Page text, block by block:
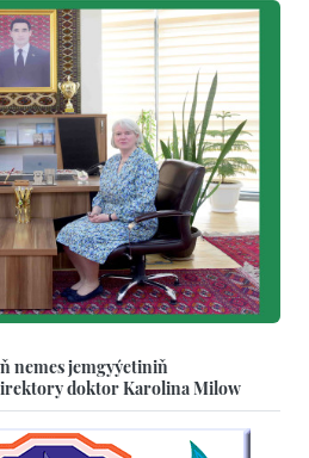
nemes jemgyýetiniň
doktor Karolina Milow